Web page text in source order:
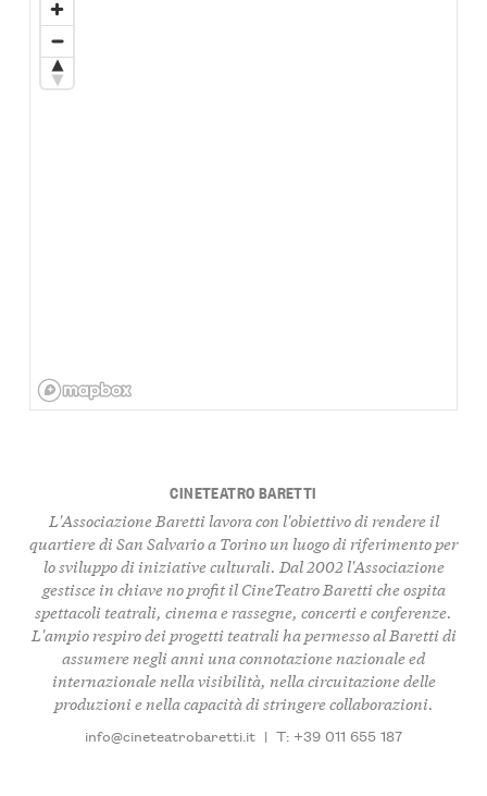
CINETEATRO BARETTI
L'Associazione Baretti lavora con l'obiettivo di rendere il
quartiere di San Salvario a Torino un luogo di riferimento per
lo sviluppo di iniziative culturali. Dal 2002 l'Associazione
gestisce in chiave no profit il CineTeatro Baretti che ospita
spettacoli teatrali, cinema e rassegne, concerti e conferenze.
L'ampio respiro dei progetti teatrali ha permesso al Baretti di
assumere negli anni una connotazione nazionale ed
internazionale nella visibilità, nella circuitazione delle
produzioni e nella capacità di stringere collaborazioni.
info@cineteatrobaretti.it | T: +39 011 655 187